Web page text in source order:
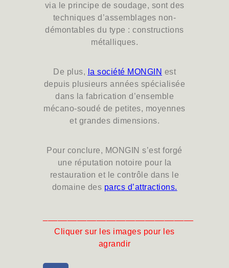
via le principe de soudage, sont des
techniques d’assemblages non-
démontables du type : constructions
métalliques.
De plus, la société MONGIN est
depuis plusieurs années spécialisée
dans la fabrication d’ensemble
mécano-soudé de petites, moyennes
et grandes dimensions.
Pour conclure, MONGIN s’est forgé
une réputation notoire pour la
restauration et le contrôle dans le
domaine des parcs d’attractions.
Cliquer sur les images pour les
agrandir